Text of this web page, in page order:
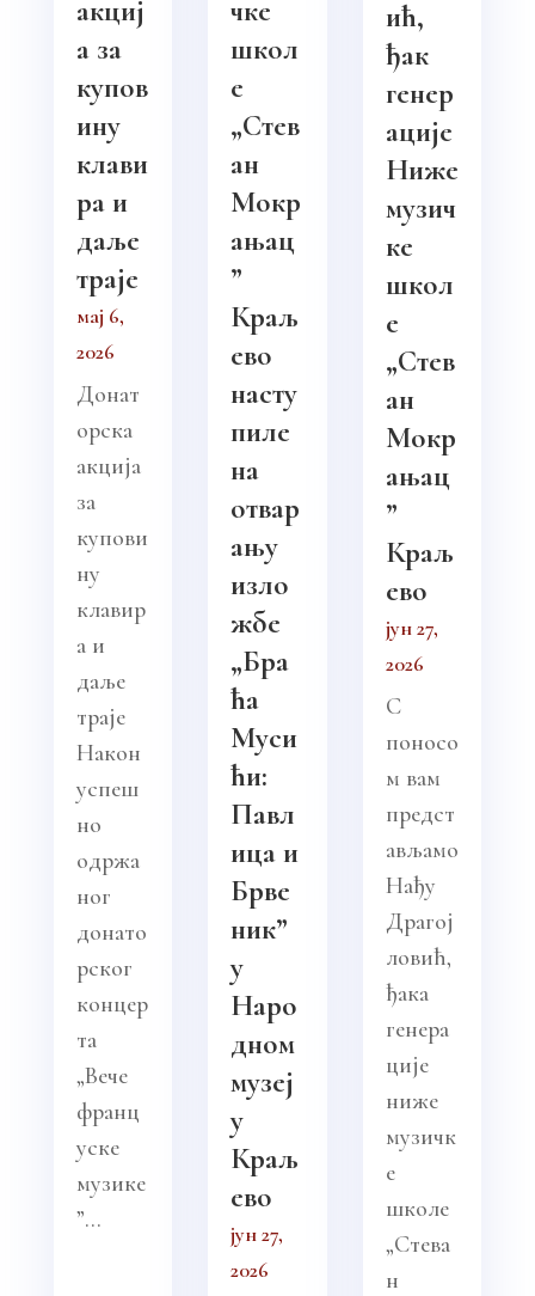
акциј
а за
купов
ину
клави
ра и
даље
траје
мај 6,
2026
Донат
орска
акција
за
купови
ну
клавир
а и
даље
траје
Након
успеш
но
одржа
ног
донато
рског
концер
та
„Вече
франц
уске
музике
”...
чке
школ
е
„Стев
ан
Мокр
ањац
”
Краљ
ево
насту
пиле
на
отвар
ању
изло
жбе
„Бра
ћа
Муси
ћи:
Павл
ица и
Брве
ник”
у
Наро
дном
музеј
у
Краљ
ево
јун 27,
2026
ић,
ђак
генер
ације
Ниже
музич
ке
школ
е
„Стев
ан
Мокр
ањац
”
Краљ
ево
јун 27,
2026
С
поносо
м вам
предст
ављамо
Нађу
Драгој
ловић,
ђака
генера
ције
ниже
музичк
е
школе
„Стева
н